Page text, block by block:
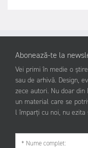
Abonează-te la
Vei primi în medie o
sau de arhivă. Design,
zece autori. Nu doar
un material care se
l împarți cu noi, nu